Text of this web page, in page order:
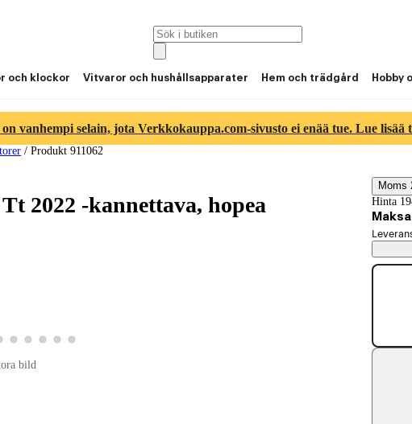
och klockor Vitvaror och hushållsapparater Hem och trädgård Hobby
on vanhempi selain, jota Verkkokauppa.com-sivusto ei enää tue. Lue lisää
/ Produkt 911062
2022 -kannettava, hopea
4 5
produktbild 6
Visa produktbild 7
Visa produktbild 8
Visa produktbild 9
Visa produktbild 10
Visa produktbild 11
bild
Moms
Hinta
Välj